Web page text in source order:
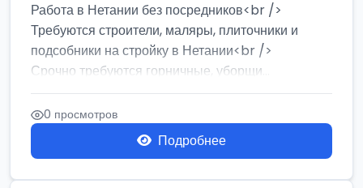
Работа в Нетании без посредников<br />
Требуются строители, маляры, плиточники и
подсобники на стройку в Нетании<br />
Срочно требуются горничные, уборщи...
0 просмотров
Подробнее